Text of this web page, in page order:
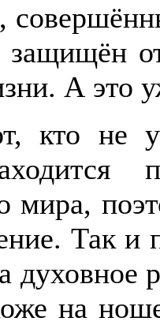
защищён
А это
кто не
мира,
Так и
духовное
на